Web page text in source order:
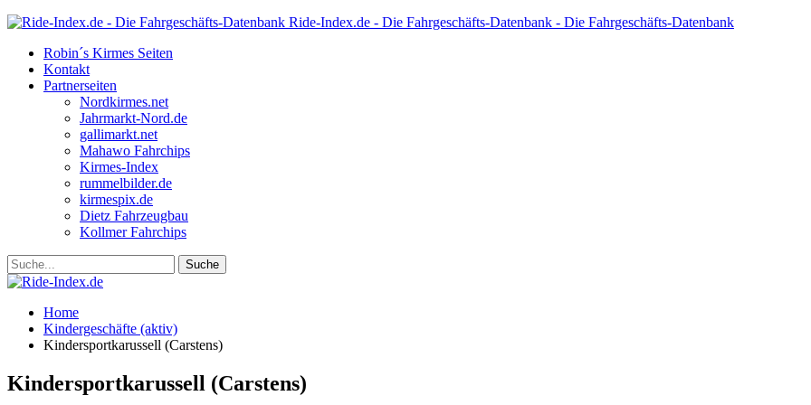
Ride-Index.de - Die Fahrgeschäfts-Datenbank - Die Fahrgeschäfts-Datenbank
Robin´s Kirmes Seiten
Kontakt
Partnerseiten
Nordkirmes.net
Jahrmarkt-Nord.de
gallimarkt.net
Mahawo Fahrchips
Kirmes-Index
rummelbilder.de
kirmespix.de
Dietz Fahrzeugbau
Kollmer Fahrchips
Home
Kindergeschäfte (aktiv)
Kindersportkarussell (Carstens)
Kindersportkarussell (Carstens)